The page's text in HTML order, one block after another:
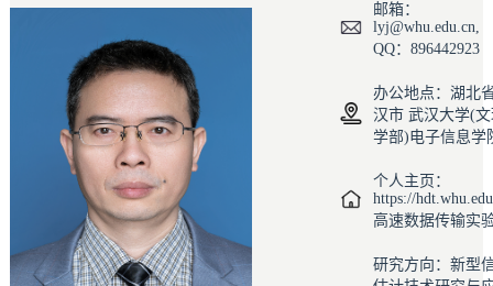
邮箱：
lyj@whu.edu.cn,
QQ：896442923
办公地点：湖北
汉市 武汉大学(
学部)电子信息学
个人主页：
https://
高速数据传输实
研究方向：新型